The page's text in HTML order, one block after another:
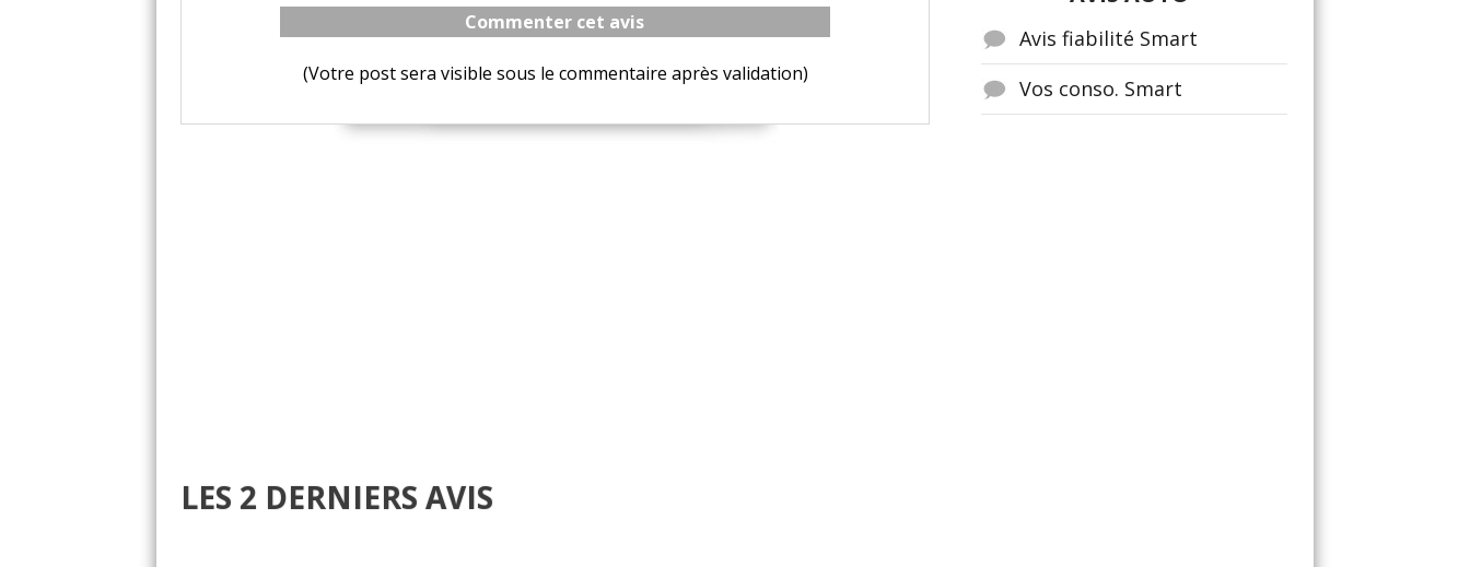
Commenter cet avis
(Votre post sera visible sous le commentaire après validation)
LES 2 DERNIERS AVIS
Avis fiabilité Smart
Vos conso. Smart